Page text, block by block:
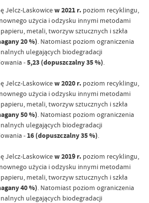
Jelcz-Laskowicew 2021 r. poziom recyklingu,
użycia i odzysku innymi metodami
metali, tworzyw sztucznych i szkła
20 %). Natomiast poziom ograniczenia
ulegających biodegradacji
-5,23 (dopuszczalny 35 %).
Jelcz-Laskowicew 2020 r. poziom recyklingu,
użycia i odzysku innymi metodami
metali, tworzyw sztucznych i szkła
50 %). Natomiast poziom ograniczenia
ulegających biodegradacji
- 16 (dopuszczalny 35 %).
Jelcz-Laskowicew 2019 r. poziom recyklingu,
użycia i odzysku innymi metodami
metali, tworzyw sztucznych i szkła
40 %). Natomiast poziom ograniczenia
ulegających biodegradacji